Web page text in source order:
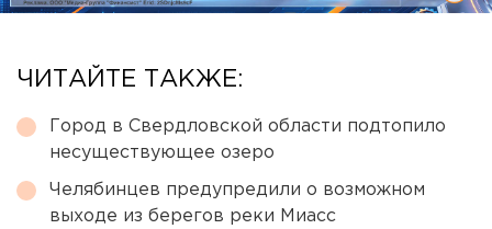
ЧИТАЙТЕ ТАКЖЕ:
Город в Свердловской области подтопило
несуществующее озеро
Челябинцев предупредили о возможном
выходе из берегов реки Миасс